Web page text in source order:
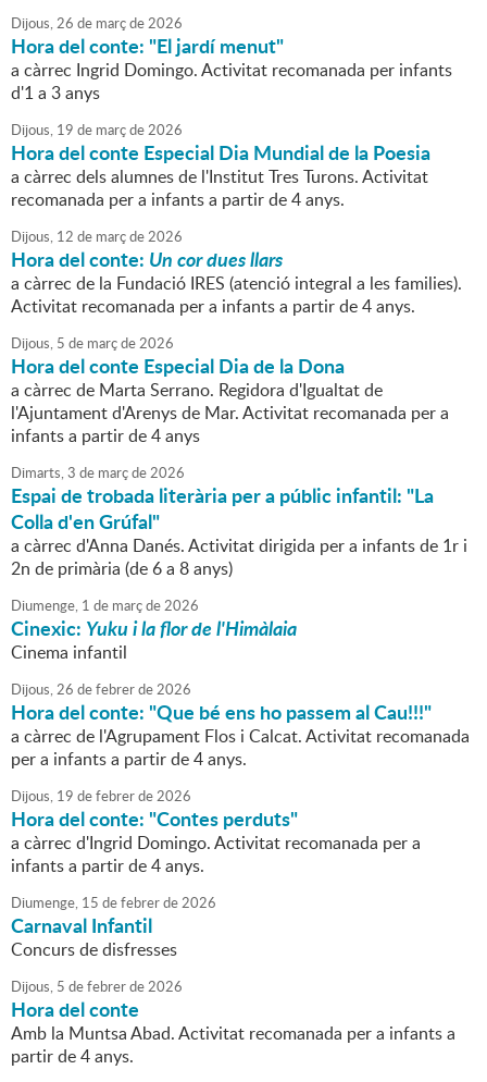
Dijous,26 de marçde2026
Hora del conte: "El jardí menut"
a càrrec Ingrid Domingo. Activitat recomanada per infants
d'1 a 3 anys
Dijous, 19 de marçde2026
Hora del conte Especial Dia Mundial de la Poesia
a càrrec dels alumnes de l'Institut Tres Turons. Activitat
recomanada per a infants a partir de 4 anys.
Dijous, 12 de marçde2026
Hora del conte: Un cor dues llars
a càrrec de la Fundació IRES (atenció integral a les families).
Activitat recomanada per a infants a partir de 4 anys.
Dijous, 5 de marçde2026
Hora del conte Especial Dia de la Dona
a càrrec de Marta Serrano. Regidora d'Igualtat de
l'Ajuntament d'Arenys de Mar. Activitat recomanada per a
infants a partir de 4 anys
Dimarts,3 de marçde2026
Espai de trobada literària per a públic infantil: "La
Colla d'en Grúfal"
a càrrec d'Anna Danés. Activitat dirigida per a infants de 1r i
2n de primària (de 6 a 8 anys)
Diumenge, 1 de marçde2026
Cinexic: Yuku i la flor de l'Himàlaia
Cinema infantil
Dijous,26 defebrerde2026
Hora del conte: "Que bé ens ho passem al Cau!!!"
a càrrec de l'Agrupament Flos i Calcat. Activitat recomanada
per a infants a partir de 4 anys.
Dijous, 19 defebrerde2026
Hora del conte: "Contes perduts"
a càrrec d'Ingrid Domingo. Activitat recomanada per a
infants a partir de 4 anys.
Diumenge, 15 defebrerde2026
Carnaval Infantil
Concurs de disfresses
Dijous, 5 defebrerde2026
Hora del conte
Amb la Muntsa Abad. Activitat recomanada per a infants a
partir de 4 anys.